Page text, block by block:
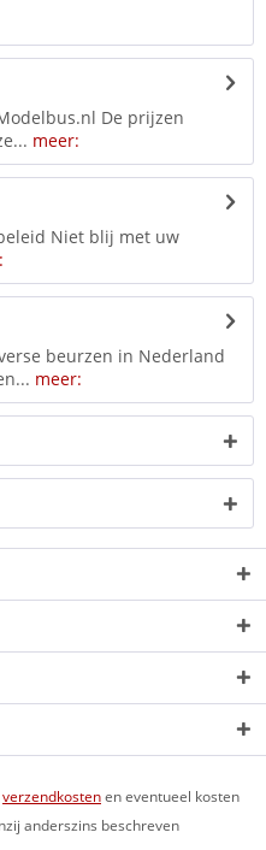
De prijzen
meer:
Niet blij met uw
beurzen in Nederland
meer:
verzendkostenen eventueel kosten
anderszins beschreven